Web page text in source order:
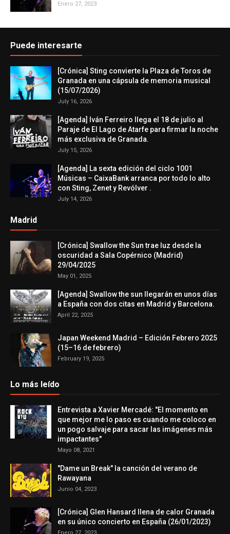
Enero 27, 2023
Puede interesarte
[Crónica] Sting convierte la Plaza de Toros de
Granada en una cápsula de memoria musical
(15/07/2026)
July 16, 2026
[Agenda] Iván Ferreiro llega el 18 de julio al
Paraje de El Lago de Atarfe para firmar la noche
más exclusiva de Granada.
July 15, 2026
[Agenda] La sexta edición del ciclo 1001
Músicas – CaixaBank arranca por todo lo alto
con Sting, Zenet y Revólver .
July 14, 2026
Madrid
[Crónica] Swallow the Sun trae luz desde la
oscuridad a Sala Copérnico (Madrid)
29/04/2025
May 01, 2025
[Agenda] Swallow the sun llegarán en unos días
a España con dos citas en Madrid y Barcelona.
April 22, 2025
Japan Weekend Madrid – Edición Febrero 2025
(15–16 de febrero)
February 19, 2025
Lo más leído
Entrevista a Xavier Mercadé: "El momento en
que mejor me lo paso es cuando me coloco en
un pogo salvaje para sacar las imágenes más
impactantes"
Mayo 08, 2021
"Dame un Break" la canción del verano de
Rawayana
Junio 04, 2023
[Crónica] Glen Hansard llena de calor Granada
en su único concierto en España (26/01/2023)